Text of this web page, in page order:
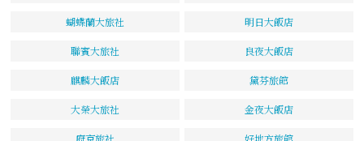
蝴蝶蘭大旅社 明日大飯店
聯賓大旅社 良夜大飯店
麒麟大飯店 黛芬旅館
大榮大旅社 金夜大飯店
府京旅社 好地方旅館